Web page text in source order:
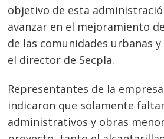
objetivo de esta
avanzar en el mejoramiento
de las comunidades urbanas
el director de Secpla.
Representantes de la
indicaron que solamente
administrativos y obras